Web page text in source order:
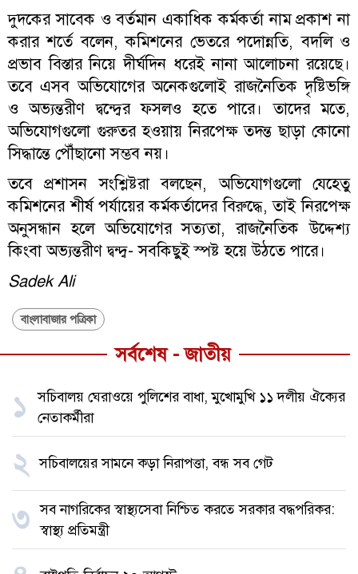
দুদকের সাবেক ও বর্তমান একাধিক কর্মকর্তা নাম প্রকাশ না
করার শর্তে বলেন, কমিশনের ভেতরে পদোন্নতি, বদলি ও
প্রভাব বিস্তার নিয়ে দীর্ঘদিন ধরেই নানা আলোচনা রয়েছে।
তবে এসব অভিযোগের অনেকগুলোই রাজনৈতিক দৃষ্টিভঙ্গি
ও অভ্যন্তরীণ দ্বন্দ্বের ফসলও হতে পারে। তাদের মতে,
অভিযোগগুলো গুরুতর হওয়ায় নিরপেক্ষ তদন্ত ছাড়া কোনো
সিদ্ধান্তে পৌঁছানো সম্ভব নয়।
তবে প্রশাসন সংশ্লিষ্টরা বলছেন, অভিযোগগুলো যেহেতু
কমিশনের শীর্ষ পর্যায়ের কর্মকর্তাদের বিরুদ্ধে, তাই নিরপেক্ষ
অনুসন্ধান হলে অভিযোগের সত্যতা, রাজনৈতিক উদ্দেশ্য
কিংবা অভ্যন্তরীণ দ্বন্দ্ব- সবকিছুই স্পষ্ট হয়ে উঠতে পারে।
Sadek Ali
বাংলাবাজার পত্রিকা
সর্বশেষ - জাতীয়
১
সচিবালয় ঘেরাওয়ে পুলিশের বাধা, মুখোমুখি ১১ দলীয় ঐক্যের
নেতাকর্মীরা
২ সচিবালয়ের সামনে কড়া নিরাপত্তা, বন্ধ সব গেট
৩ সব নাগরিকের স্বাস্থ্যসেবা নিশ্চিত করতে সরকার বদ্ধপরিকর:
স্বাস্থ্য প্রতিমন্ত্রী